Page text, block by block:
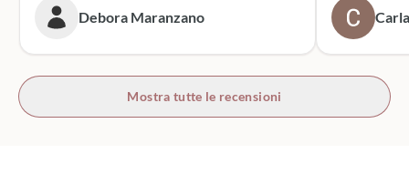
Debora Maranzano
prossime
bottoni!
Mostra tutte le recensioni